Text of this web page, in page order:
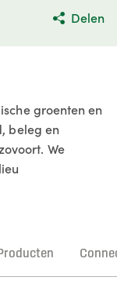
Delen
groenten en
beleg en
We
Producten